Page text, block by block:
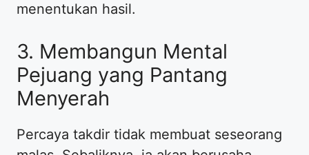
menentukan hasil.
3. Membangun Mental
Pejuang yang Pantang
Menyerah
Percaya takdir tidak membuat seseorang